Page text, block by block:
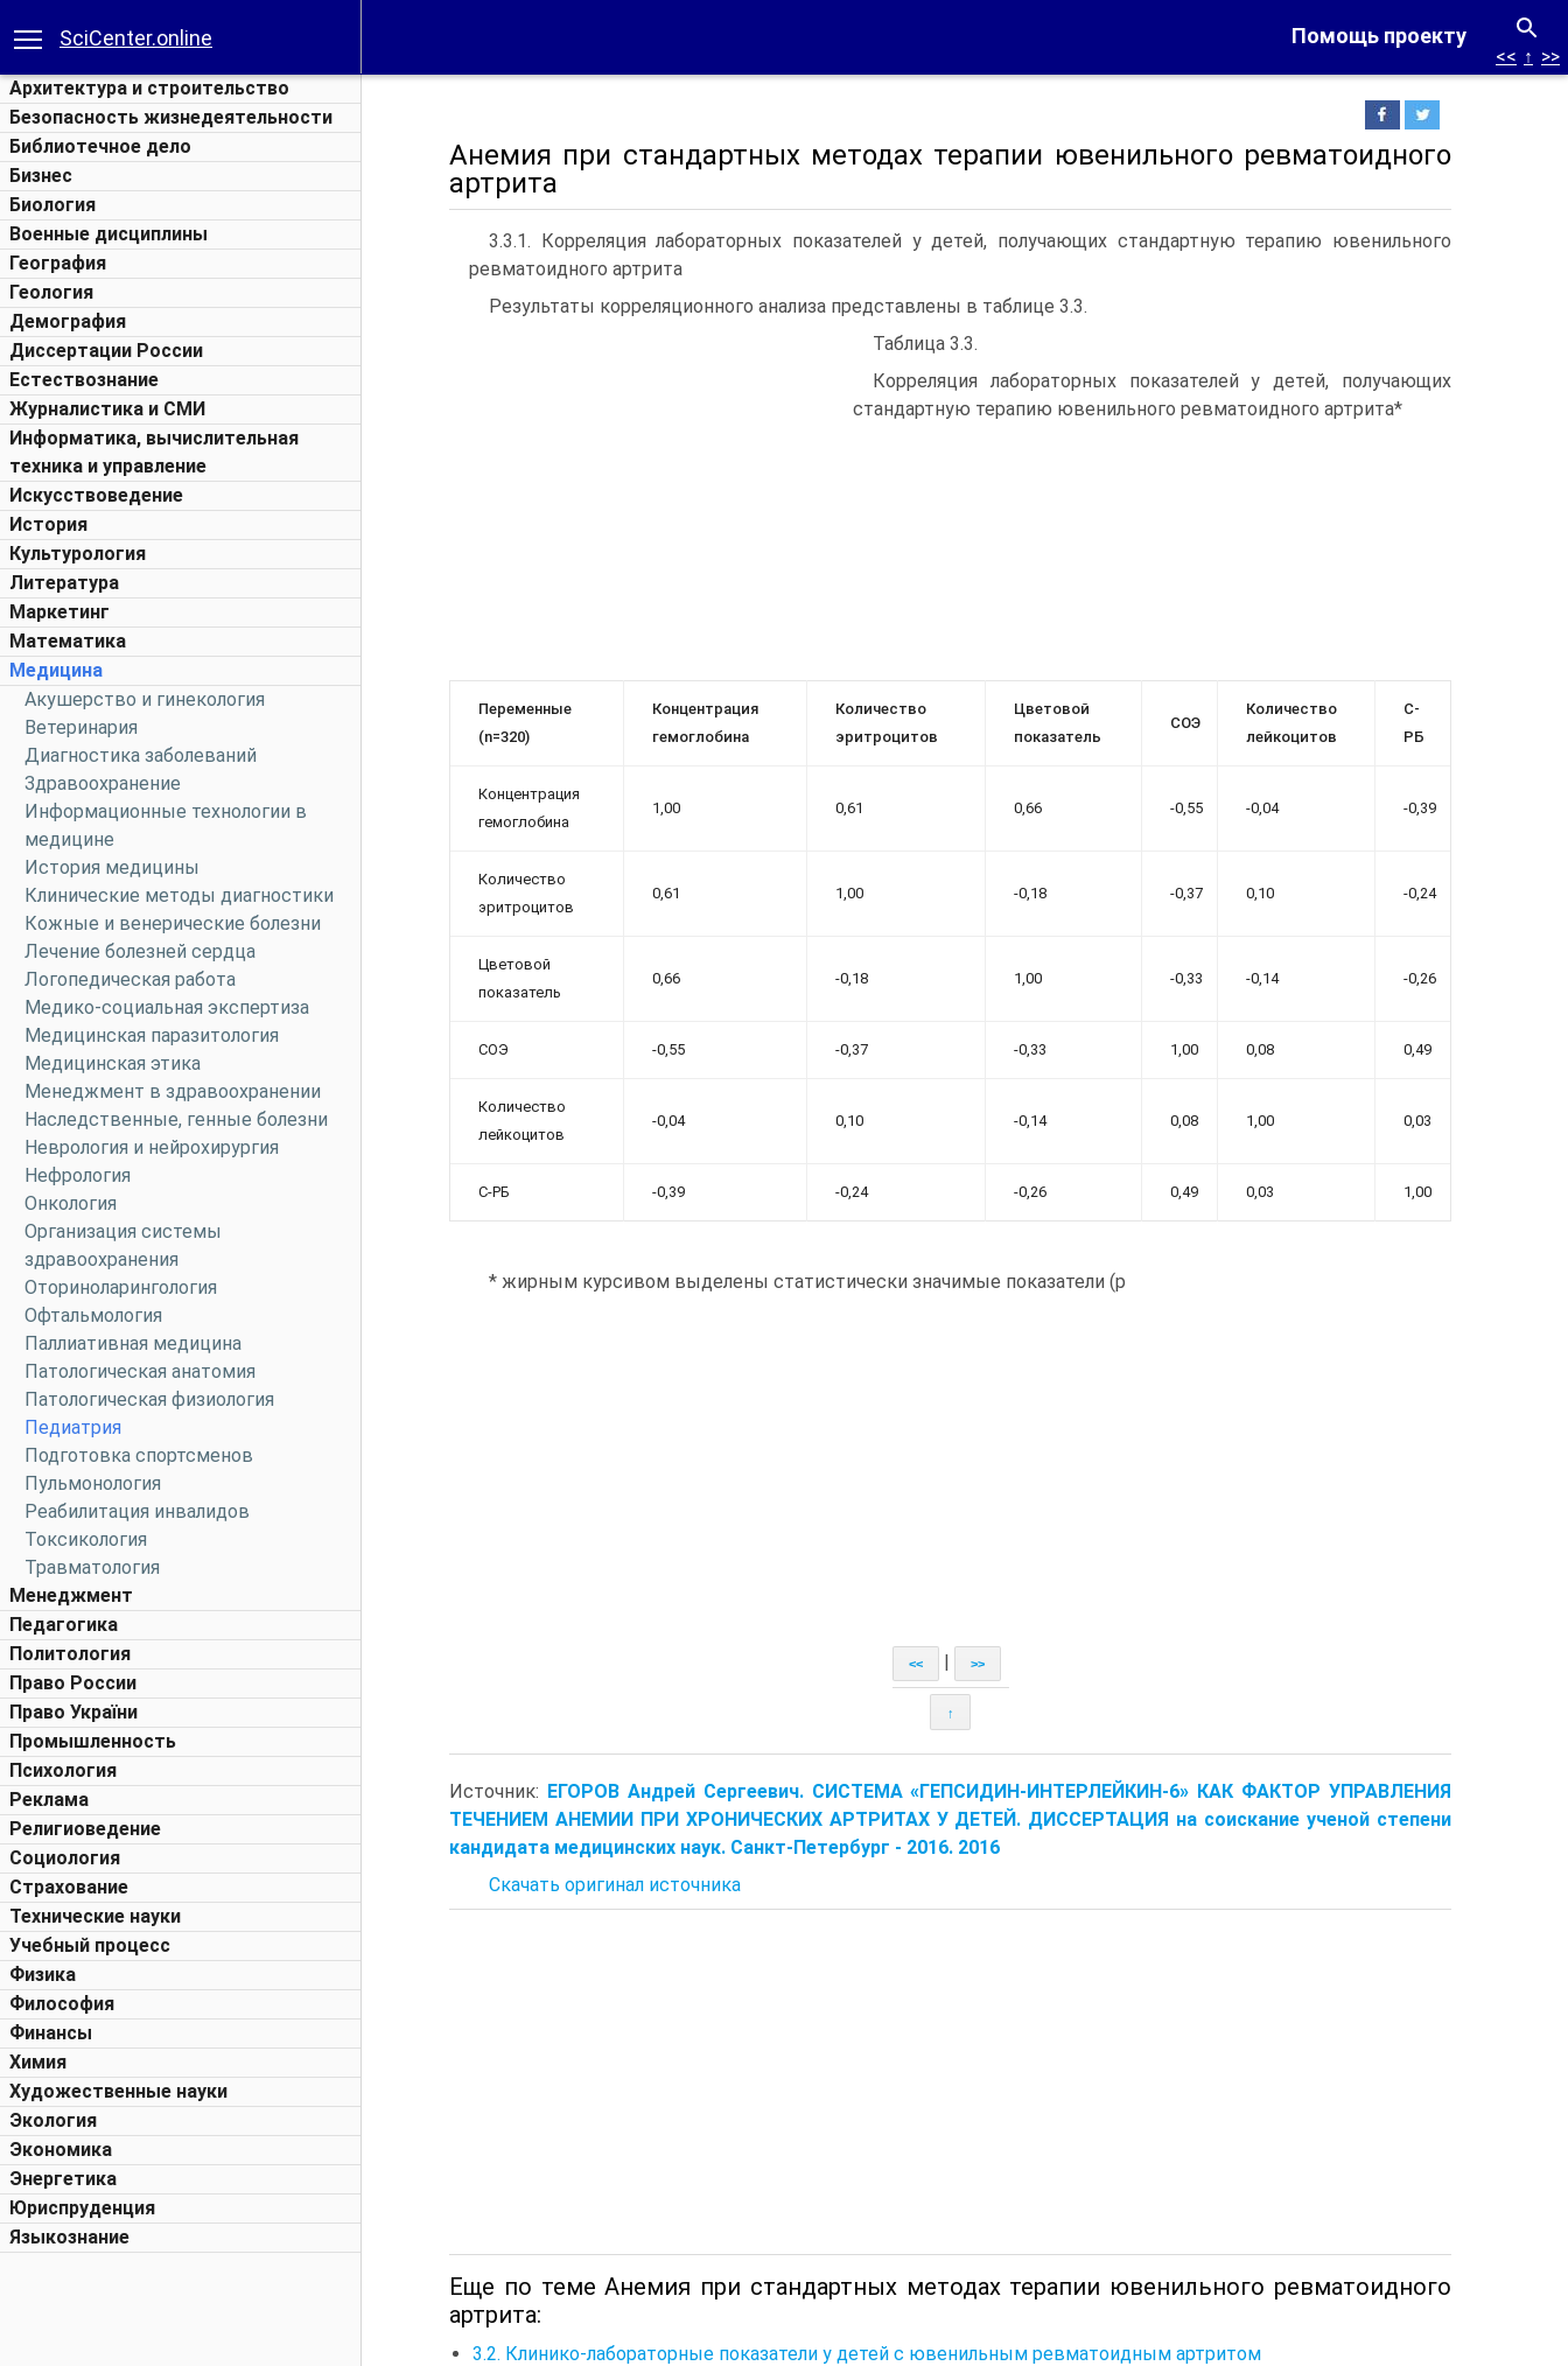
Помощь проекту
SciCenter.online
Архитектура и строительство
Безопасность жизнедеятельности
Библиотечное дело
Бизнес
Биология
Военные дисциплины
География
Геология
Демография
Диссертации России
Естествознание
Журналистика и СМИ
Информатика, вычислительная
техника и управление
Искусствоведение
История
Культурология
Литература
Маркетинг
Математика
Медицина
Акушерство и гинекология
Ветеринария
Диагностика заболеваний
Здравоохранение
Информационные технологии в
медицине
История медицины
Клинические методы диагностики
Кожные и венерические болезни
Лечение болезней сердца
Логопедическая работа
Медико-социальная экспертиза
Медицинская паразитология
Медицинская этика
Менеджмент в здравоохранении
Наследственные, генные болезни
Неврология и нейрохирургия
Нефрология
Онкология
Организация системы
здравоохранения
Оториноларингология
Офтальмология
Паллиативная медицина
Патологическая анатомия
Патологическая физиология
Педиатрия
Подготовка спортсменов
Пульмонология
Реабилитация инвалидов
Токсикология
Травматология
Менеджмент
Педагогика
Политология
Право России
Право України
Промышленность
Психология
Реклама
Религиоведение
Социология
Страхование
Технические науки
Учебный процесс
Физика
Философия
Финансы
Химия
Художественные науки
Экология
Экономика
Энергетика
Юриспруденция
Языкознание
<< ↑ >>
Анемия при стандартных методах терапии ювенильного ревматоидного
артрита
3.3.1. Корреляция лабораторных показателей у детей, получающих стандартную терапию ювенильного
ревматоидного артрита
Результаты корреляционного анализа представлены в таблице 3.3.
Таблица 3.3.
Корреляция лабораторных показателей у детей, получающих
стандартную терапию ювенильного ревматоидного артрита*
Переменные
(n=320)
Концентрация
гемоглобина
Количество
эритроцитов
Цветовой
показатель
СОЭ
Количество
лейкоцитов
C-
РБ
Концентрация
гемоглобина
1,00 0,61 0,66 -0,55 -0,04 -0,39
Количество
эритроцитов
0,61 1,00 -0,18 -0,37 0,10 -0,24
Цветовой
показатель
0,66 -0,18 1,00 -0,33 -0,14 -0,26
СОЭ -0,55 -0,37 -0,33 1,00 0,08 0,49
Количество
лейкоцитов
-0,04 0,10 -0,14 0,08 1,00 0,03
C-РБ -0,39 -0,24 -0,26 0,49 0,03 1,00
* жирным курсивом выделены статистически значимые показатели (p
<< >>
↑
Источник: ЕГОРОВ Андрей Сергеевич. СИСТЕМА «ГЕПСИДИН-ИНТЕРЛЕЙКИН-6» КАК ФАКТОР УПРАВЛЕНИЯ
ТЕЧЕНИЕМ АНЕМИИ ПРИ ХРОНИЧЕСКИХ АРТРИТАХ У ДЕТЕЙ. ДИССЕРТАЦИЯ на соискание ученой степени
кандидата медицинских наук. Санкт-Петербург - 2016. 2016
Скачать оригинал источника
Еще по теме Анемия при стандартных методах терапии ювенильного ревматоидного
артрита:
3.2. Клинико-лабораторные показатели у детей с ювенильным ревматоидным артритом